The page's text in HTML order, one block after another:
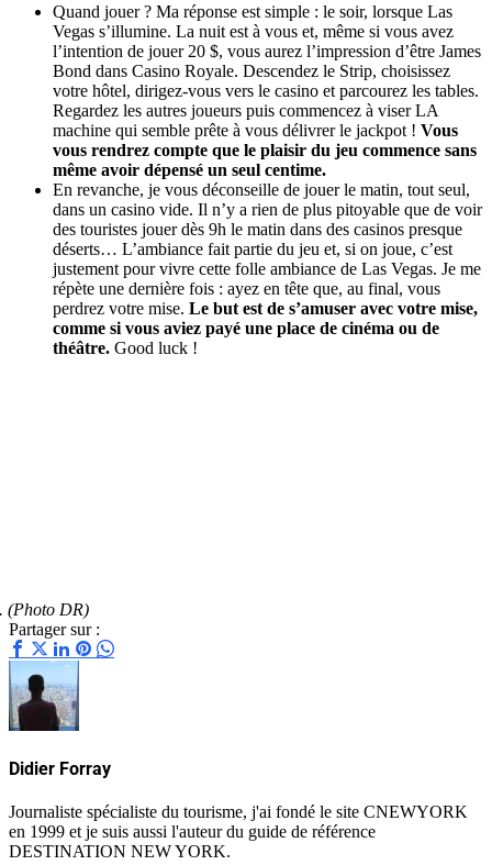
Quand jouer ? Ma réponse est simple : le soir, lorsque Las
Vegas s’illumine. La nuit est à vous et, même si vous avez
l’intention de jouer 20 $, vous aurez l’impression d’être James
Bond dans Casino Royale. Descendez le Strip, choisissez
votre hôtel, dirigez-vous vers le casino et parcourez les tables.
Regardez les autres joueurs puis commencez à viser LA
machine qui semble prête à vous délivrer le jackpot ! Vous
vous rendrez compte que le plaisir du jeu commence sans
même avoir dépensé un seul centime.
En revanche, je vous déconseille de jouer le matin, tout seul,
dans un casino vide. Il n’y a rien de plus pitoyable que de voir
des touristes jouer dès 9h le matin dans des casinos presque
déserts… L’ambiance fait partie du jeu et, si on joue, c’est
justement pour vivre cette folle ambiance de Las Vegas. Je me
répète une dernière fois : ayez en tête que, au final, vous
perdrez votre mise. Le but est de s’amuser avec votre mise,
comme si vous aviez payé une place de cinéma ou de
théâtre. Good luck !
(Photo DR)
Partager sur :
Didier Forray
Journaliste spécialiste du tourisme, j'ai fondé le site CNEWYORK
en 1999 et je suis aussi l'auteur du guide de référence
DESTINATION NEW YORK.